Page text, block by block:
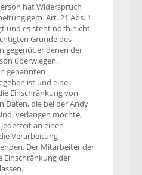
hat Widerspruch
gem. Art. 21 Abs. 1
und es steht noch nicht
Gründe des
gegenüber denen der
überwiegen.
genannten
ist und eine
Einschränkung von
Daten, die bei der Andy
verlangen möchte,
an einen
Verarbeitung
Der Mitarbeiter der
Einschränkung der